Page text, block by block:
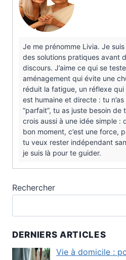
Je me prénomme Livia. Je
des solutions pratiques avant
discours. J’aime ce qui se
aménagement qui évite une
réduit la fatigue, un réflexe
est humaine et directe : tu
“parfait”, tu as juste besoin de
crois aussi à une idée simple :
bon moment, c’est une force,
tu veux rester indépendant
je suis là pour te guider.
Rechercher
DERNIERS ARTICLES
Vie à domicile :